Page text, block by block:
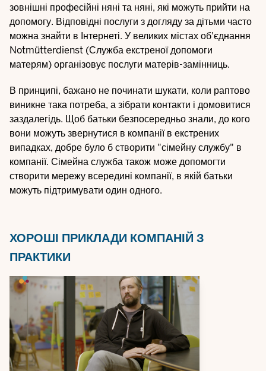
зовнішні професійні няні та няні, які можуть прийти на
допомогу. Відповідні послуги з догляду за дітьми часто
можна знайти в Інтернеті. У великих містах об'єднання
Notmütterdienst (Служба екстреної допомоги
матерям) організовує послуги матерів-замінниць.
В принципі, бажано не починати шукати, коли раптово
виникне така потреба, а зібрати контакти і домовитися
заздалегідь. Щоб батьки безпосередньо знали, до кого
вони можуть звернутися в компанії в екстрених
випадках, добре було б створити "сімейну службу" в
компанії. Сімейна служба також може допомогти
створити мережу всередині компанії, в якій батьки
можуть підтримувати один одного.
ХОРОШІ ПРИКЛАДИ КОМПАНІЙ З
ПРАКТИКИ